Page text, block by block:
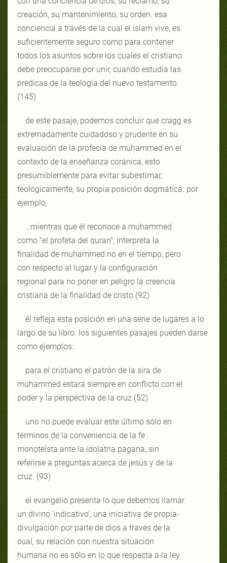
creación, su mantenimiento, su orden. esa
conciencia a través de la cual el islam vive, es
suficientemente seguro como para contener
todos los asuntos sobre los cuales el cristiano
debe preocuparse por unir, cuando estudia las
predicas de la teología del nuevo testamento.
(145)
de este pasaje, podemos concluir que cragg es
extremadamente cuidadoso y prudente en su
evaluación de la profecía de muhammed en el
contexto de la enseñanza coránica, esto
presumiblemente para evitar subestimar,
teológicamente, su propia posición dogmática. por
ejemplo,
…mientras que él reconoce a muhammed
como "el profeta del quran", interpreta la
finalidad de muhammed no en el tiempo, pero
con respecto al lugar y la configuración
regional para no poner en peligro la creencia
cristiana de la finalidad de cristo.(92)
él refleja esta posición en una serie de lugares a lo
largo de su libro. los siguientes pasajes pueden darse
como ejemplos:
para el cristiano el patrón de la sira de
muhammed estará siempre en conflicto con el
poder y la perspectiva de la cruz.(52)
uno no puede evaluar este último sólo en
términos de la conveniencia de la fe
monoteísta ante la idolatría pagana, sin
referirse a preguntas acerca de jesús y de la
cruz. (93)
el evangelio presenta lo que debemos llamar
un divino 'indicativo', una iniciativa de propia-
divulgación por parte de dios a través de la
cual, su relación con nuestra situación
humana no es sólo en lo que respecta a la ley